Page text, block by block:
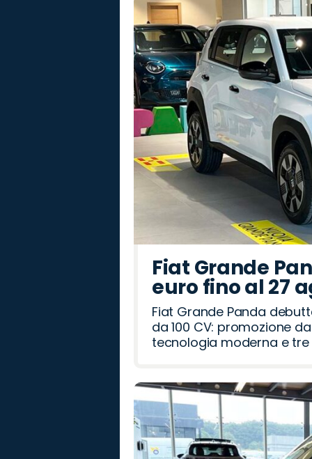
Fiat Grande
euro fino al 27
Fiat Grande Panda
da 100 CV: promozione
tecnologia moderna e